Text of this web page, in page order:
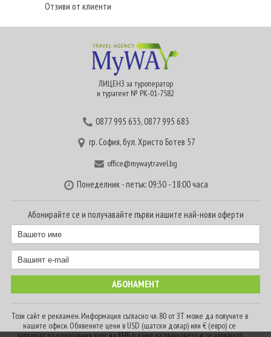
Отзиви от клиенти
ЛИЦЕНЗ за туроператор
и турагент № РК-01-7582
0877 995 633,0877 995 683
гр. София, бул. Христо Ботев 57
office@mywaytravel.bg
Понеделник - петък: 09:30 - 18:00 часа
Абонирайте се и получавайте първи нашите най-нови оферти
Този сайт е рекламен. Информация съгласно чл. 80 от ЗТ може да получите в
нашите офиси. Обявените цени в USD (щатски долар) или € (евро) се